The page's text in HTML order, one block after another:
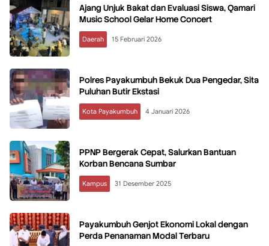
Ajang Unjuk Bakat dan Evaluasi Siswa, Qamari
Music School Gelar Home Concert
Daerah 15 Februari 2026
Polres Payakumbuh Bekuk Dua Pengedar, Sita
Puluhan Butir Ekstasi
Kota Payakumbuh 4 Januari 2026
PPNP Bergerak Cepat, Salurkan Bantuan
Korban Bencana Sumbar
Kampus 31 Desember 2025
Payakumbuh Genjot Ekonomi Lokal dengan
Perda Penanaman Modal Terbaru